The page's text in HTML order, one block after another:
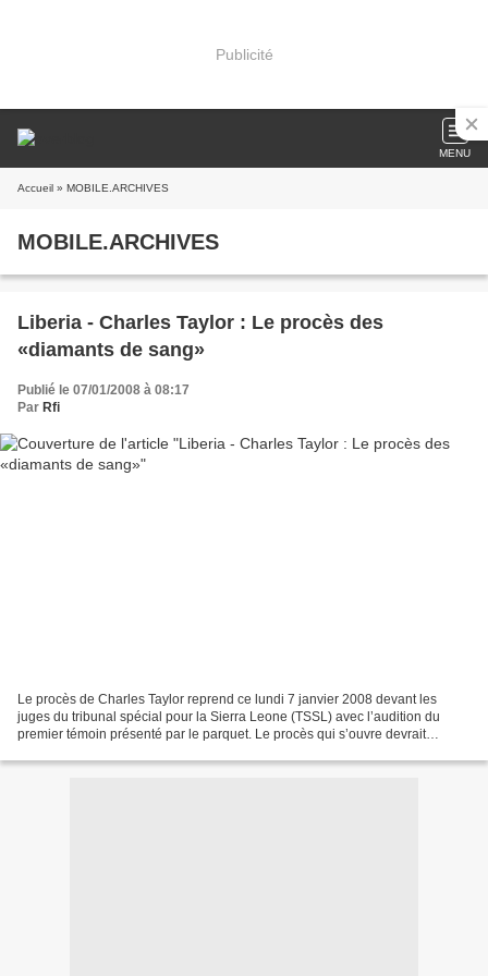
Publicité
MENU
Accueil » MOBILE.ARCHIVES
MOBILE.ARCHIVES
Liberia - Charles Taylor : Le procès des
«diamants de sang»
Publié le 07/01/2008 à 08:17
Par Rfi
Le procès de Charles Taylor reprend ce lundi 7 janvier 2008 devant les
juges du tribunal spécial pour la Sierra Leone (TSSL) avec l’audition du
premier témoin présenté par le parquet. Le procès qui s’ouvre devrait